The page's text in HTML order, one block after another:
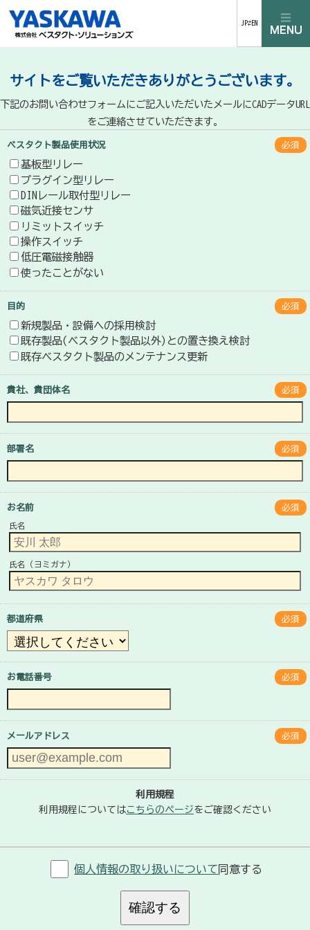
JP⇄EN
サイトをご覧いただきありがとうございます。
下記のお問い合わせフォームにご記入いただいたメールにCADデータURL
をご連絡させていただきます。
ベスタクト製品使用状況 必須
基板型リレー
プラグイン型リレー
DINレール取付型リレー
磁気近接センサ
リミットスイッチ
操作スイッチ
低圧電磁接触器
使ったことがない
目的 必須
新規製品・設備への採用検討
既存製品(ベスタクト製品以外)との置き換え検討
既存ベスタクト製品のメンテナンス更新
貴社、貴団体名 必須
部署名 必須
お名前 必須
氏名
氏名（ヨミガナ）
都道府県 必須
お電話番号 必須
メールアドレス 必須
利用規程
利用規程についてはこちらのページをご確認ください
個人情報の取り扱いについて 同意する
確認する